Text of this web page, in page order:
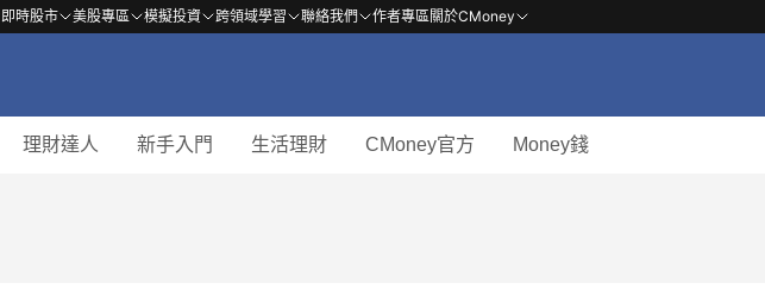
即時股市 美股專區 模擬投資 跨領域學習 聯絡我們 作者專區關於CMoney
理財達人 新手入門 生活理財 CMoney官方 Money錢